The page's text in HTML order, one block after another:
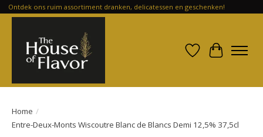
Ontdek ons ruim assortiment dranken, delicatessen en geschenken!
Verlanglijst
Home /
Entre-Deux-Monts Wiscoutre Blanc de Blancs Demi 12,5% 37,5cl